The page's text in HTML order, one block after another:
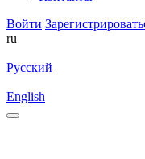
Войти
ru
Русский
English